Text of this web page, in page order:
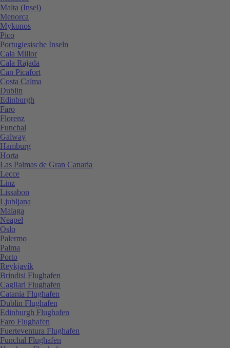
Malta (Insel)
Menorca
Mykonos
Pico
Portugiesische Inseln
Cala Millor
Cala Rajada
Can Picafort
Costa Calma
Dublin
Edinburgh
Faro
Florenz
Funchal
Galway
Hamburg
Horta
Las Palmas de Gran Canaria
Lecce
Linz
Lissabon
Ljubljana
Malaga
Neapel
Oslo
Palermo
Palma
Porto
Reykjavík
Brindisi Flughafen
Cagliari Flughafen
Catania Flughafen
Dublin Flughafen
Edinburgh Flughafen
Faro Flughafen
Fuerteventura Flughafen
Funchal Flughafen